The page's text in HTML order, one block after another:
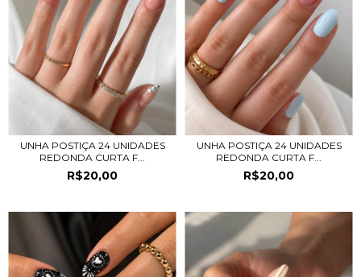
UNHA POSTIÇA 24 UNIDADES
REDONDA CURTA F...
R$20,00
UNHA POSTIÇA 24 UNIDADES
REDONDA CURTA F...
R$20,00